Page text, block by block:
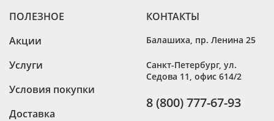
ПОЛЕЗНОЕ
Акции
Услуги
Условия покупки
Доставка
КОНТАКТЫ
Балашиха пр. Ленина 25
Санкт-Петербург, ул.
Седова 11, офис 614/2
8 (800) 777-67-93